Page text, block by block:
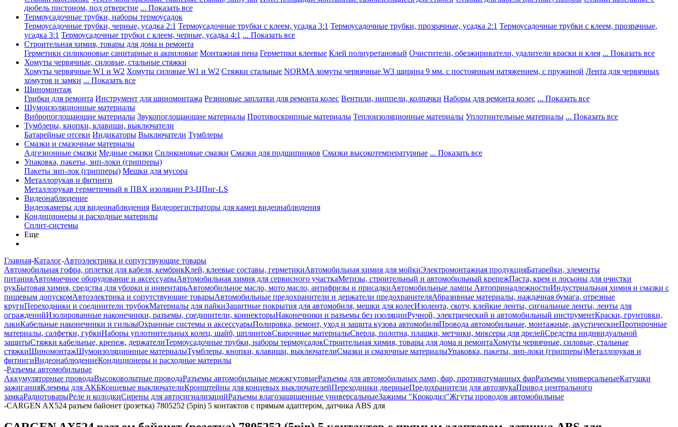
дюбель пистоном, под отверстие ... Показать все
Термоусадочные трубки, наборы термоусадок
Термоусадочные трубки, черные, усадка 2:1 Термоусадочные трубки с клеем, усадка 3:1 Термоусадочные трубки, прозрачные, усадка 2:1 Термоусадочные трубки с клеем, прозрачные,
усадка 3:1 Термоусадочные трубки с клеем, черные, усадка 4:1 ... Показать все
Строительная химия, товары для дома и ремонта
Герметики силиконовые санитарные и акриловые Монтажная пена Герметики клеевые Клей полиуретановый Очистители, обезжириватели, удалители краски и клея ... Показать все
Хомуты червячные, силовые, стальные стяжки
Хомуты червячные W1 и W2 Хомуты силовые W1 и W2 Стяжки стальные NORMA хомуты червячные W3 ширина 9 мм. с постоянным натяжением, с пружиной Лента для червячных
хомутов и замки ... Показать все
Шиномонтаж
Грибки для ремонта Инструмент для шиномонтажа Резиновые заплатки для ремонта колес Вентили, ниппели, колпачки Наборы для ремонта колес ... Показать все
Шумоизоляционные материалы
Вибропоглощающие материалы Звукопоглощающие материалы Противоскрипные материалы Теплоизоляционные материалы Уплотнительные материалы ... Показать все
Тумблеры, кнопки, клавиши, выключатели
Батарейные отсеки Индикаторы Выключатели Тумблеры
Смазки и смазочные материалы
Адгезионные смазки Медные смазки Силиконовые смазки Смазки для подшипников Смазки высокотемпературные ... Показать все
Упаковка, пакеты, зип-локи (грипперы)
Пакеты зип-лок (грипперы) Мешки для мусора
Металлорукав и фитинги
Металлорукав герметичный в ПВХ изоляции Р3-ЦПнг-LS
Видеонаблюдение
Видеокамеры для видеонаблюдения Видеорегистраторы для камер видеонаблюдения
Кондиционеры и расходные материлы
Сплит-системы
Еще
Главная-Каталог-Автоэлектрика и сопутствующие товары
Автомобильная гофра, оплетки для кабеля, кембрикКлей, клеевые составы, герметикиАвтомобильная химия для мойкиЭлектромонтажная продукцияБатарейки, элементы
питанияАвтомоечное оборудование и аксессуарыАвтомобильная химия для сервисного участкаМетизы, строительный и автомобильный крепежПаста, крем и лосьоны для очистки
рукБытовая химия, средства для уборки и инвентарьАвтомобильное масло, мото масло, антифризы и присадкиАвтомобильные лампы АвтопринадлежностиИндустриальная химия и смазки с
пищевым допускомАвтоэлектрика и сопутствующие товарыАвтомобильные предохранители и держатели предохранителяАбразивные материалы, наждачная бумага, отрезные
кругиПереходники и соединители трубокМатериалы для пайкиЗащитные покрытия для автомобиля, мешки для колесИзолента, скотч, клейкие ленты, сигнальные ленты, ленты для
огражденийИзолированные наконечники, разъемы, соединители, коннекторыНаконечники и разъемы без изоляцииРучной, электрический и автомобильный инструментКраски, грунтовки,
лакиКабельные наконечники и гильзыОхранные системы и аксессуарыПолировка, ремонт, уход и защита кузова автомобиляПровода автомобильные, монтажные, акустическиеПротирочные
материалы, салфетки, губкиНаборы уплотнительных колец, шайб, шплинтовСварочные материалыСверла, полотна, плашки, метчики, миксеры для дрелейСредства индивидуальной
защитыСтяжки кабельные, крепеж, держателиТермоусадочные трубки, наборы термоусадокСтроительная химия, товары для дома и ремонтаХомуты червячные, силовые, стальные
стяжкиШиномонтажШумоизоляционные материалыТумблеры, кнопки, клавиши, выключателиСмазки и смазочные материалыУпаковка, пакеты, зип-локи (грипперы)Металлорукав и
фитингиВидеонаблюдениеКондиционеры и расходные материлы
-Разъемы автомобильные
Аккумуляторные проводаВысоковольтные проводаРазъемы автомобильные межжгутовыеРазъемы для автомобильных ламп, фар, противотуманных фарРазъемы универсальныеКатушки
зажиганияКлеммы для АКБКонцевые выключателиКронштейны для концевых выключателейПереходники дверныеПредохранители для автозвукаПривод центрального
замкаРадиотоварыРеле и колодкиСирены для автосигнализацийРазъемы влагозащищенные универсальныеЗажимы "Крокодил"Жгуты проводов автомобильные
-CARGEN AX524 разъем байонет (розетка) 7805252 (5pin) 5 контактов с прямым адаптером, датчика ABS для